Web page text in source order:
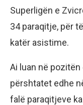
Superligën e
34 paraqitje, për
katër asistime.
Ai luan në
përshtatet edhe
falë paraqitjeve